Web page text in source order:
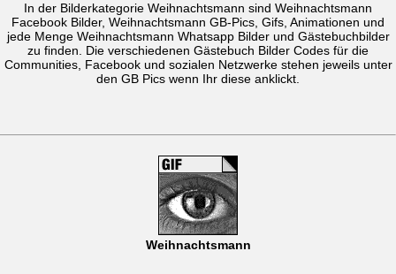
In der Bilderkategorie Weihnachtsmann sind Weihnachtsmann
Facebook Bilder, Weihnachtsmann GB-Pics, Gifs, Animationen und
jede Menge Weihnachtsmann Whatsapp Bilderund Gästebuchbilder
zu finden. Die verschiedenen Gästebuch Bilder Codes für die
Communities, Facebook und sozialen Netzwerke stehen jeweils unter
den GB Pics wenn Ihr diese anklickt.
Weihnachtsmann